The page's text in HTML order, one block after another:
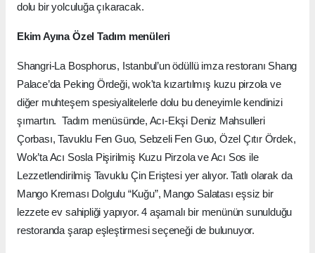
dolu bir yolculuğa çıkaracak.
Ekim Ayına Özel Tadım menüleri
Shangri-La Bosphorus, Istanbul’un ödüllü imza restoranı Shang
Palace’da Peking Ördeği, wok'ta kızartılmış kuzu pirzola ve
diğer muhteşem spesiyalitelerle dolu bu deneyimle kendinizi
şımartın. Tadım menüsünde, Acı-Ekşi Deniz Mahsulleri
Çorbası, Tavuklu Fen Guo, Sebzeli Fen Guo, Özel Çıtır Ördek,
Wok’ta Acı Sosla Pişirilmiş Kuzu Pirzola ve Acı Sos ile
Lezzetlendirilmiş Tavuklu Çin Eriştesi yer alıyor. Tatlı olarak da
Mango Kreması Dolgulu “Kuğu”, Mango Salatası eşsiz bir
lezzete ev sahipliği yapıyor. 4 aşamalı bir menünün sunulduğu
restoranda şarap eşleştirmesi seçeneği de bulunuyor.